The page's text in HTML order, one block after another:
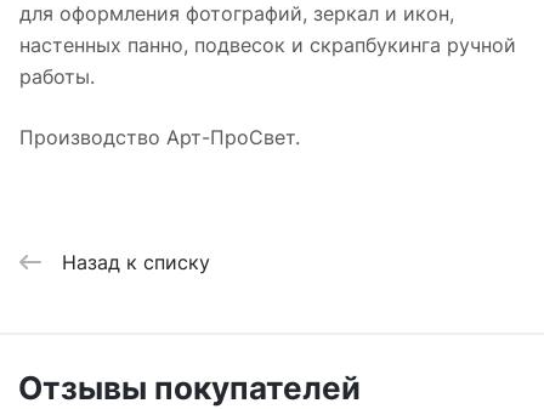
для оформления фотографий, зеркал и икон,
настенных панно, подвесок и скрапбукинга ручной
работы.
Производство Арт-ПроСвет.
Назад к списку
Отзывы покупателей